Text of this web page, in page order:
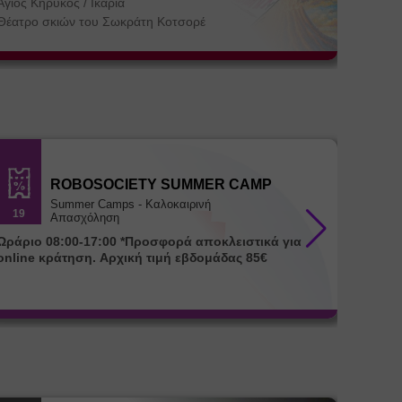
σκιών του Σωκράτη Κοτσορέ
19
ROBOSOCIETY SUMMER CAMP
Summer Camps - Καλοκαιρινή
Απασχόληση
08:00-17:00 *Προσφορά αποκλειστικά για
κράτηση. Αρχική τιμή εβδομάδας 85€